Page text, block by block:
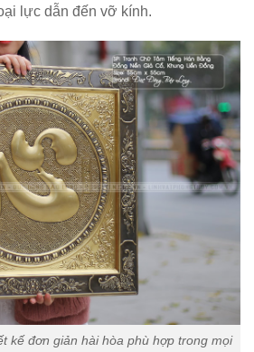
lực dẫn đến vỡ kính.
kế đơn giản hài hòa phù hợp trong mọi